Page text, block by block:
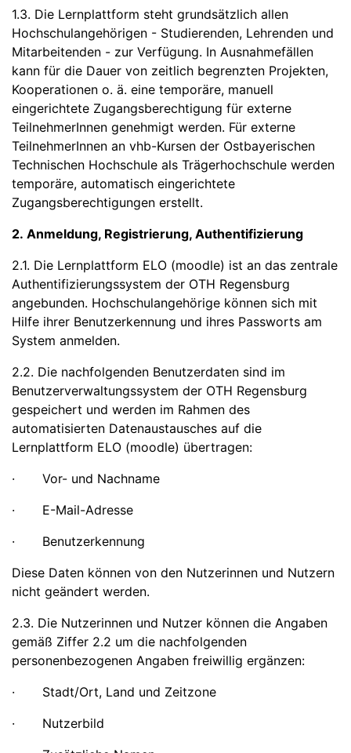
1.3. Die Lernplattform steht grundsätzlich allen
Hochschulangehörigen - Studierenden, Lehrenden und
Mitarbeitenden - zur Verfügung. In Ausnahmefällen
kann für die Dauer von zeitlich begrenzten Projekten,
Kooperationen o. ä. eine temporäre, manuell
eingerichtete Zugangsberechtigung für externe
TeilnehmerInnen genehmigt werden. Für externe
TeilnehmerInnen an vhb-Kursen der Ostbayerischen
Technischen Hochschule als Trägerhochschule werden
temporäre, automatisch eingerichtete
Zugangsberechtigungen erstellt.
2. Anmeldung, Registrierung, Authentifizierung
2.1. Die Lernplattform ELO (moodle) ist an das zentrale
Authentifizierungssystem der OTH Regensburg
angebunden. Hochschulangehörige können sich mit
Hilfe ihrer Benutzerkennung und ihres Passworts am
System anmelden.
2.2. Die nachfolgenden Benutzerdaten sind im
Benutzerverwaltungssystem der OTH Regensburg
gespeichert und werden im Rahmen des
automatisierten Datenaustausches auf die
Lernplattform ELO (moodle) übertragen:
· Vor- und Nachname
· E-Mail-Adresse
· Benutzerkennung
Diese Daten können von den Nutzerinnen und Nutzern
nicht geändert werden.
2.3. Die Nutzerinnen und Nutzer können die Angaben
gemäß Ziffer 2.2 um die nachfolgenden
personenbezogenen Angaben freiwillig ergänzen:
· Stadt/Ort, Land und Zeitzone
· Nutzerbild